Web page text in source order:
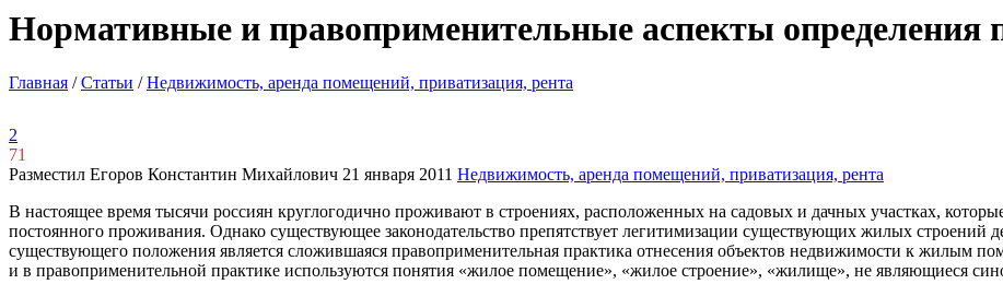
Нормативные и правоприменительные аспекты определения
Главная /Статьи /Недвижимость, аренда помещений, приватизация, рента
2
71
Разместил Егоров Константин Михайлович 21 января 2011 Недвижимость, аренда помещений, приватизация, рента
В настоящее время тысячи россиян круглогодично проживают в строениях, расположенных на садовых и дачных участках,
постоянного проживания. Однако существующее законодательство препятствует легитимизации существующих жилых
существующего положения является сложившаяся правоприменительная практика отнесения объектов недвижимости к жилым
и в правоприменительной практике используются понятия «жилое помещение», «жилое строение», «жилище», не являющиеся